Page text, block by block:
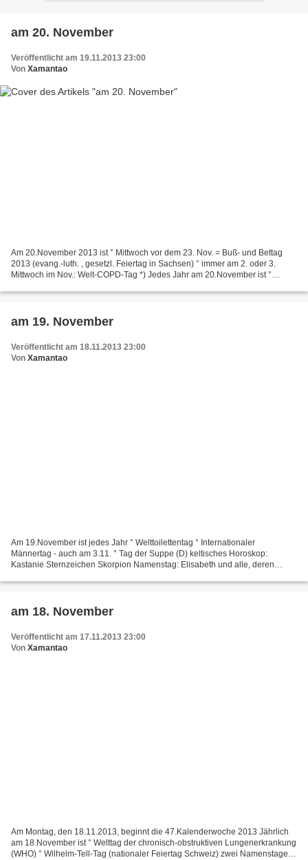
am 20. November
Veröffentlicht am 19.11.2013 23:00
Von Xamantao
Am 20.November 2013 ist ° Mittwoch vor dem 23. Nov. = Buß- und Bettag
2013 (evang.-luth. , gesetzl. Feiertag in Sachsen) ° immer am 2. oder 3.
Mittwoch im Nov.: Welt-COPD-Tag *) Jedes Jahr am 20.November ist °
am 19. November
Veröffentlicht am 18.11.2013 23:00
Von Xamantao
Am 19.November ist jedes Jahr ° Welttoilettentag ° Internationaler
Männertag - auch am 3.11. ° Tag der Suppe (D) keltisches Horoskop:
Kastanie Sternzeichen Skorpion Namenstag: Elisabeth und alle, deren
am 18. November
Veröffentlicht am 17.11.2013 23:00
Von Xamantao
Am Montag, den 18.11.2013, beginnt die 47.Kalenderwoche 2013 Jährlich
am 18.November ist ° Welttag der chronisch-obstruktiven Lungenerkrankung
(WHO) ° Wilhelm-Tell-Tag (nationaler Feiertag Schweiz) zwei Namenstage: